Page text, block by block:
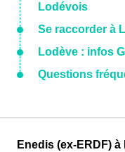
Lodévois
Se raccorder à
Lodève : infos
Questions
Enedis (ex-ERDF)